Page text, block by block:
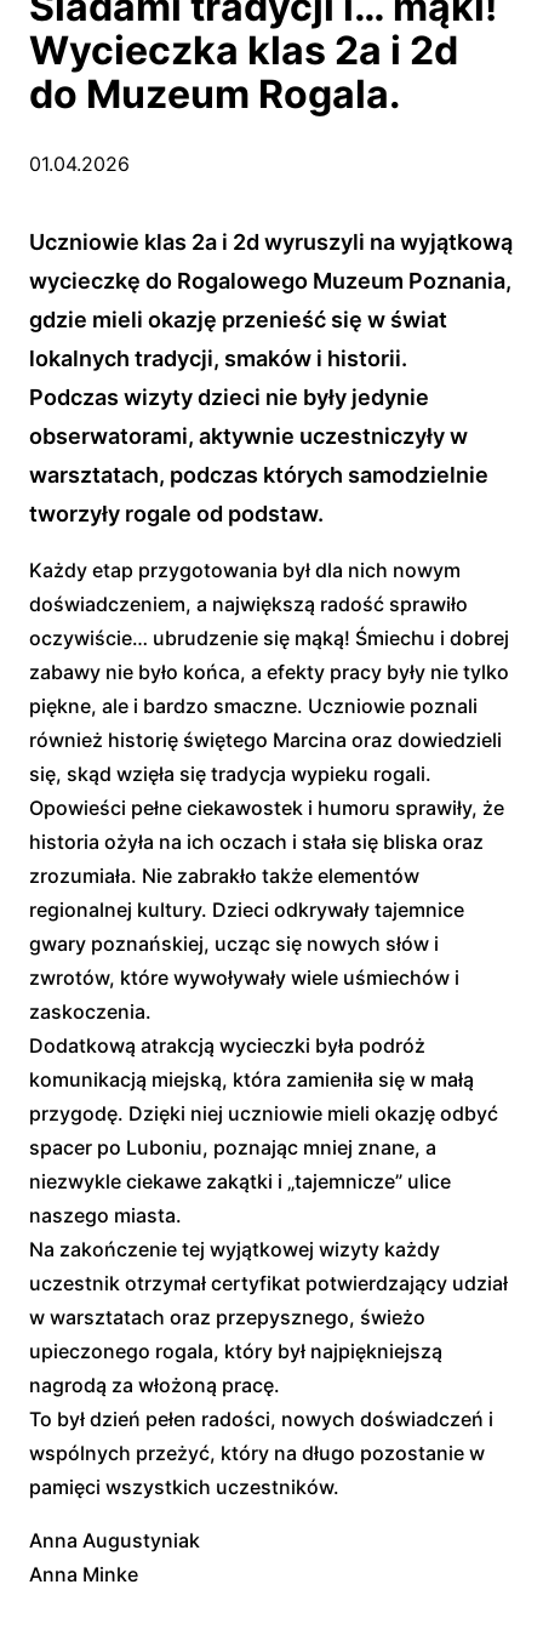
Wycieczka klas 2a i 2d
do Muzeum Rogala.
01.04.2026
Uczniowie klas 2a i 2d wyruszyli na wyjątkową
wycieczkę do Rogalowego Muzeum Poznania,
gdzie mieli okazję przenieść się w świat
lokalnych tradycji, smaków i historii.
Podczas wizyty dzieci nie były jedynie
obserwatorami, aktywnie uczestniczyły w
warsztatach, podczas których samodzielnie
tworzyły rogale od podstaw.
Każdy etap przygotowania był dla nich nowym
doświadczeniem, a największą radość sprawiło
oczywiście… ubrudzenie się mąką! Śmiechu i dobrej
zabawy nie było końca, a efekty pracy były nie tylko
piękne, ale i bardzo smaczne. Uczniowie poznali
również historię świętego Marcina oraz dowiedzieli
się, skąd wzięła się tradycja wypieku rogali.
Opowieści pełne ciekawostek i humoru sprawiły, że
historia ożyła na ich oczach i stała się bliska oraz
zrozumiała. Nie zabrakło także elementów
regionalnej kultury. Dzieci odkrywały tajemnice
gwary poznańskiej, ucząc się nowych słów i
zwrotów, które wywoływały wiele uśmiechów i
zaskoczenia.
Dodatkową atrakcją wycieczki była podróż
komunikacją miejską, która zamieniła się w małą
przygodę. Dzięki niej uczniowie mieli okazję odbyć
spacer po Luboniu, poznając mniej znane, a
niezwykle ciekawe zakątki i „tajemnicze” ulice
naszego miasta.
Na zakończenie tej wyjątkowej wizyty każdy
uczestnik otrzymał certyfikat potwierdzający udział
w warsztatach oraz przepysznego, świeżo
upieczonego rogala, który był najpiękniejszą
nagrodą za włożoną pracę.
To był dzień pełen radości, nowych doświadczeń i
wspólnych przeżyć, który na długo pozostanie w
pamięci wszystkich uczestników.
Anna Augustyniak
Anna Minke